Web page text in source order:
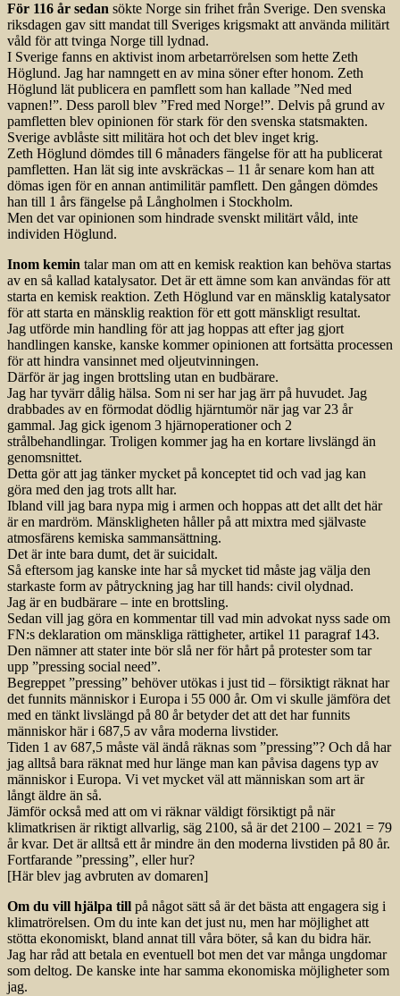
För 116 år sedan sökte Norge sin frihet från Sverige. Den svenska
riksdagen gav sitt mandat till Sveriges krigsmakt att använda militärt
våld för att tvinga Norge till lydnad.
I Sverige fanns en aktivist inom arbetarrörelsen som hette Zeth
Höglund. Jag har namngett en av mina söner efter honom. Zeth
Höglund lät publicera en pamflett som han kallade ”Ned med
vapnen!”. Dess paroll blev ”Fred med Norge!”. Delvis på grund av
pamfletten blev opinionen för stark för den svenska statsmakten.
Sverige avblåste sitt militära hot och det blev inget krig.
Zeth Höglund dömdes till 6 månaders fängelse för att ha publicerat
pamfletten. Han lät sig inte avskräckas – 11 år senare kom han att
dömas igen för en annan antimilitär pamflett. Den gången dömdes
han till 1 års fängelse på Långholmen i Stockholm.
Men det var opinionen som hindrade svenskt militärt våld, inte
individen Höglund.
Inom kemin talar man om att en kemisk reaktion kan behöva startas
av en så kallad katalysator. Det är ett ämne som kan användas för att
starta en kemisk reaktion. Zeth Höglund var en mänsklig katalysator
för att starta en mänsklig reaktion för ett gott mänskligt resultat.
Jag utförde min handling för att jag hoppas att efter jag gjort
handlingen kanske, kanske kommer opinionen att fortsätta processen
för att hindra vansinnet med oljeutvinningen.
Därför är jag ingen brottsling utan en budbärare.
Jag har tyvärr dålig hälsa. Som ni ser har jag ärr på huvudet. Jag
drabbades av en förmodat dödlig hjärntumör när jag var 23 år
gammal. Jag gick igenom 3 hjärnoperationer och 2
strålbehandlingar. Troligen kommer jag ha en kortare livslängd än
genomsnittet.
Detta gör att jag tänker mycket på konceptet tid och vad jag kan
göra med den jag trots allt har.
Ibland vill jag bara nypa mig i armen och hoppas att det allt det här
är en mardröm. Mänskligheten håller på att mixtra med självaste
atmosfärens kemiska sammansättning.
Det är inte bara dumt, det är suicidalt.
Så eftersom jag kanske inte har så mycket tid måste jag välja den
starkaste form av påtryckning jag har till hands: civil olydnad.
Jag är en budbärare – inte en brottsling.
Sedan vill jag göra en kommentar till vad min advokat nyss sade om
FN:s deklaration om mänskliga rättigheter, artikel 11 paragraf 143.
Den nämner att stater inte bör slå ner för hårt på protester som tar
upp ”pressing social need”.
Begreppet ”pressing” behöver utökas i just tid – försiktigt räknat har
det funnits människor i Europa i 55 000 år. Om vi skulle jämföra det
med en tänkt livslängd på 80 år betyder det att det har funnits
människor här i 687,5 av våra moderna livstider.
Tiden 1 av 687,5 måste väl ändå räknas som ”pressing”? Och då har
jag alltså bara räknat med hur länge man kan påvisa dagens typ av
människor i Europa. Vi vet mycket väl att människan som art är
långt äldre än så.
Jämför också med att om vi räknar väldigt försiktigt på när
klimatkrisen är riktigt allvarlig, säg 2100, så är det 2100 – 2021 = 79
år kvar. Det är alltså ett år mindre än den moderna livstiden på 80 år.
Fortfarande ”pressing”, eller hur?
[Här blev jag avbruten av domaren]
Om du vill hjälpa till på något sätt så är det bästa att engagera sig i
klimatrörelsen. Om du inte kan det just nu, men har möjlighet att
stötta ekonomiskt, bland annat till våra böter, så kan du bidra här.
Jag har råd att betala en eventuell bot men det var många ungdomar
som deltog. De kanske inte har samma ekonomiska möjligheter som
jag.